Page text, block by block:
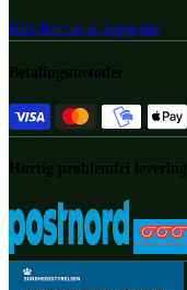
Klik her for at logge ind
Betalingsmetoder
Hurtig problemfri levering